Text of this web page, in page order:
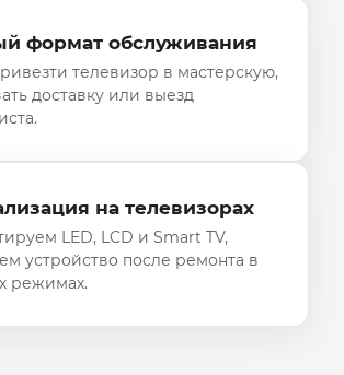
формат обслуживания
телевизор в мастерскую,
доставку или выезд
на телевизорах
LED, LCD и Smart TV,
устройство после ремонта в
режимах.